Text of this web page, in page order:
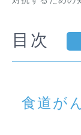
目次
食道が